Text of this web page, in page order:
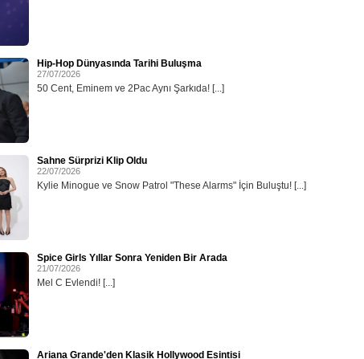
Hip-Hop Dünyasında Tarihi Buluşma
27/07/2026
50 Cent, Eminem ve 2Pac Aynı Şarkıda! [...]
Sahne Sürprizi Klip Oldu
22/07/2026
Kylie Minogue ve Snow Patrol "These Alarms" İçin Buluştu! [...]
Spice Girls Yıllar Sonra Yeniden Bir Arada
21/07/2026
Mel C Evlendi! [...]
Ariana Grande'den Klasik Hollywood Esintisi